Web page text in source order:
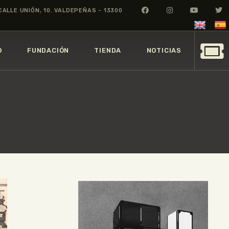
UNIÓN, 10. VALDEPEÑAS - 13300
FUNDACIÓN TIENDA NOTICIAS